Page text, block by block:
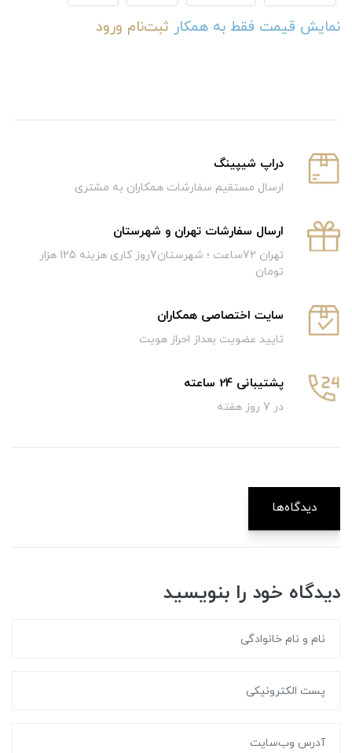
نمایش قیمت فقط به همکار ثبت‌نام ورود
دراپ شیپینگ
ارسال مستقیم سفارشات همکاران به مشتری
ارسال سفارشات تهران و شهرستان
تهران 72ساعت ؛ شهرستان7روز کاری هزینه 125 هزار
تومان
سایت اختصاصی همکاران
تایید عضویت بعداز احراز هویت
پشتیبانی 24 ساعته
در 7 روز هفته
دیدگاه‌ها
دیدگاه خود را بنویسید